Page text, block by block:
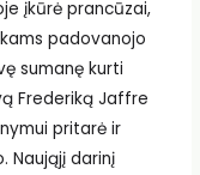
įkūrė prancūzai,
padovanojo
sumanę kurti
Frederiką Jaffre
pritarė ir
Naująjį darinį